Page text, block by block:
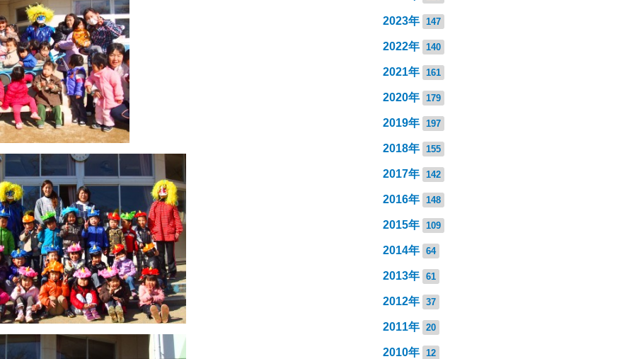
2023年 147
2022年 140
2021年 161
2020年 179
2019年 197
2018年 155
2017年 142
2016年 148
2015年 109
2014年 64
2013年 61
2012年 37
2011年 20
2010年 12